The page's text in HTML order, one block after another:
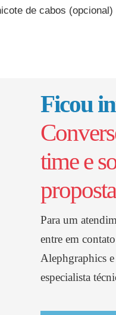
de cabos (opcional)
Ficou
time e
Para um
entre em
Alephgraphicse
especialista